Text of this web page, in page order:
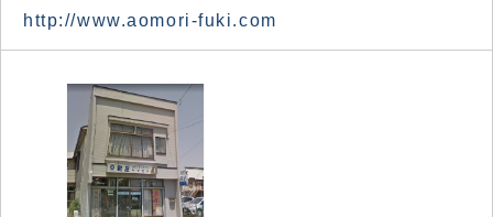
http://www.aomori-fuki.com